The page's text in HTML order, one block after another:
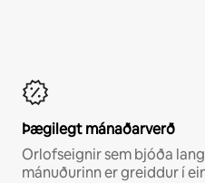
Þægilegt mánaðarverð
Orlofseignir sem bjóða
mánuðurinn er greiddur í